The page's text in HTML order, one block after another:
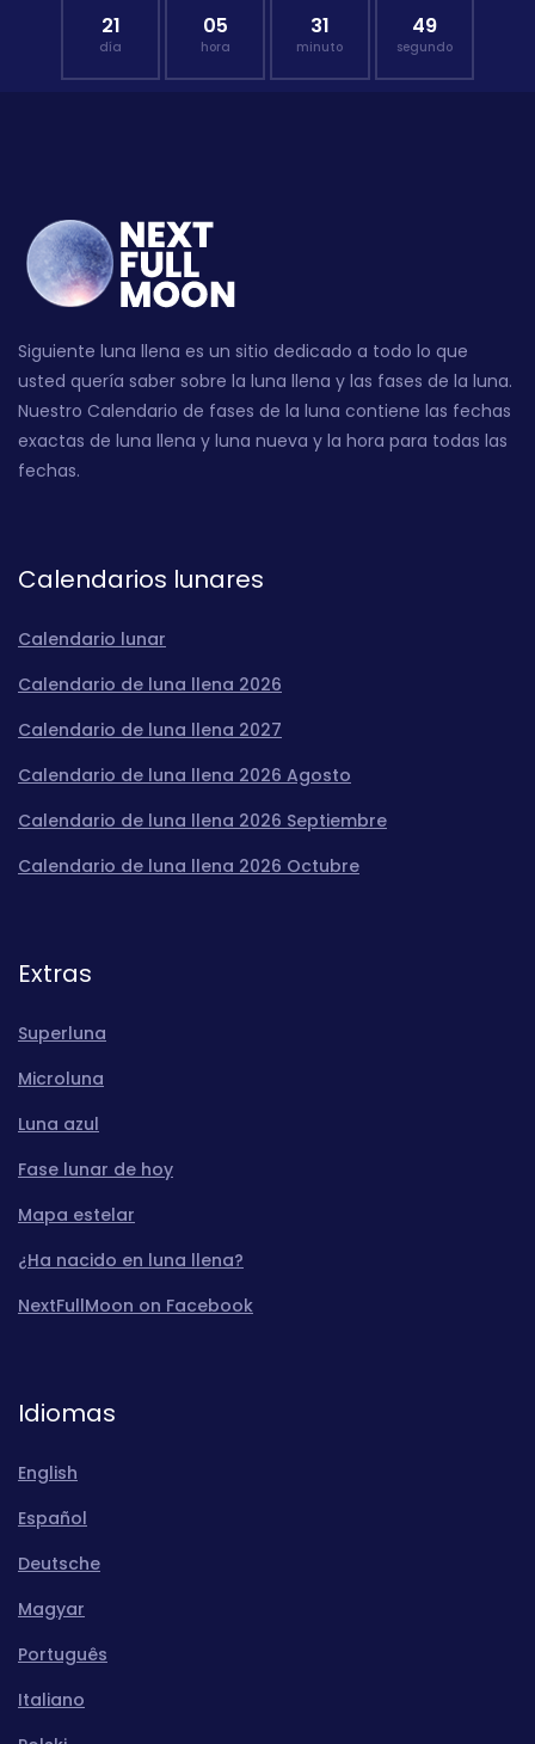
21
día
05
hora
31
minuto
49
segundo
Siguiente luna llena es un sitio dedicado a todo lo que
usted quería saber sobre la luna llena y las fases de la luna.
Nuestro Calendario de fases de la luna contiene las fechas
exactas de luna llena y luna nueva y la hora para todas las
fechas.
Calendarios lunares
Calendario lunar
Calendario de luna llena 2026
Calendario de luna llena 2027
Calendario de luna llena 2026 Agosto
Calendario de luna llena 2026 Septiembre
Calendario de luna llena 2026 Octubre
Extras
Superluna
Microluna
Luna azul
Fase lunar de hoy
Mapa estelar
¿Ha nacido en luna llena?
NextFullMoon on Facebook
Idiomas
English
Español
Deutsche
Magyar
Português
Italiano